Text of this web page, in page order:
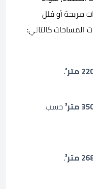
مريحة أو فلل
المساحات كالتالي:
متر² .
متر² حسب
متر² .